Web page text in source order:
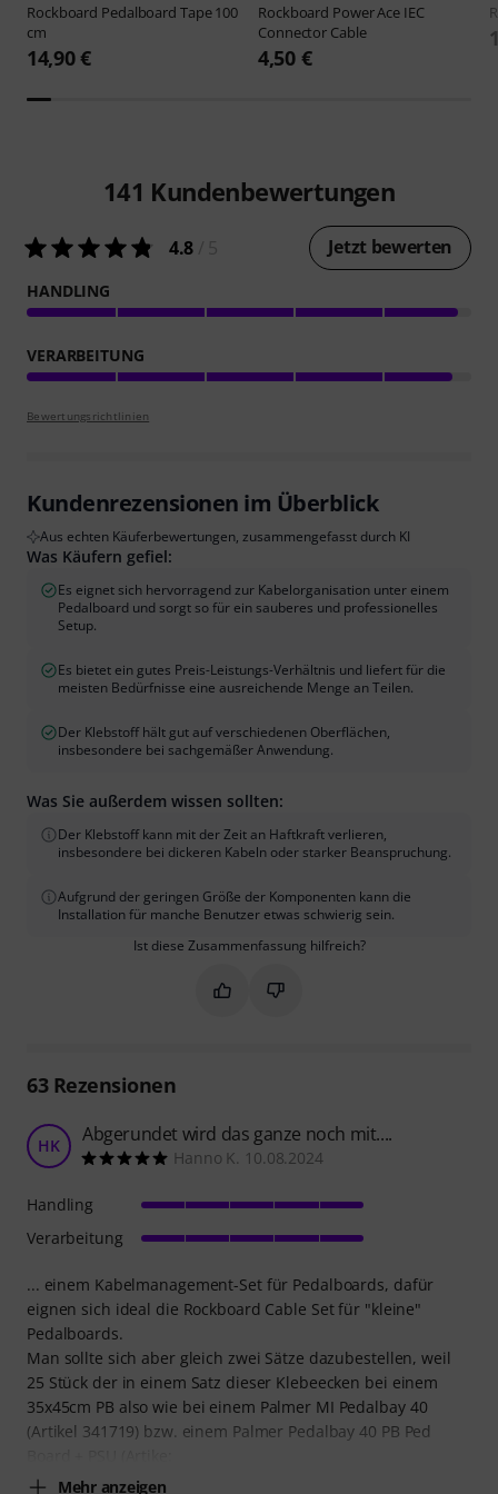
Rockboard Pedalboard Tape 100
cm
14,90 €
Rockboard Power Ace IEC
Connector Cable
4,50 €
141 Kundenbewertungen
4.8 Jetzt bewerten
HANDLING
VERARBEITUNG
Bewertungsrichtlinien
Kundenrezensionen im Überblick
Aus echten Käuferbewertungen, zusammengefasst durch KI
Was Käufern gefiel:
Es eignet sich hervorragend zur Kabelorganisation unter einem
Pedalboard und sorgt so für ein sauberes und professionelles
Setup.
Es bietet ein gutes Preis-Leistungs-Verhältnis und liefert für die
meisten Bedürfnisse eine ausreichende Menge an Teilen.
Der Klebstoff hält gut auf verschiedenen Oberflächen,
insbesondere bei sachgemäßer Anwendung.
Was Sie außerdem wissen sollten:
Der Klebstoff kann mit der Zeit an Haftkraft verlieren,
insbesondere bei dickeren Kabeln oder starker Beanspruchung.
Aufgrund der geringen Größe der Komponenten kann die
Installation für manche Benutzer etwas schwierig sein.
Ist diese Zusammenfassung hilfreich?
Markieren Sie diese
Markieren Sie diese
63Rezensionen
HK Abgerundet wird das ganze noch mit....
Hanno K. 10.08.2024
... einem Kabelmanagement-Set für Pedalboards, dafür
eignen sich ideal die Rockboard Cable Set für "kleine"
Pedalboards.
Man sollte sich aber gleich zwei Sätze dazubestellen, weil
25 Stück der in einem Satz dieser Klebeecken bei einem
35x45cm PB also wie bei einem Palmer MI Pedalbay 40
(Artikel 341719) bzw. einem Palmer Pedalbay 40 PB Ped
Mehr anzeigen
Handling
Verarbeitung